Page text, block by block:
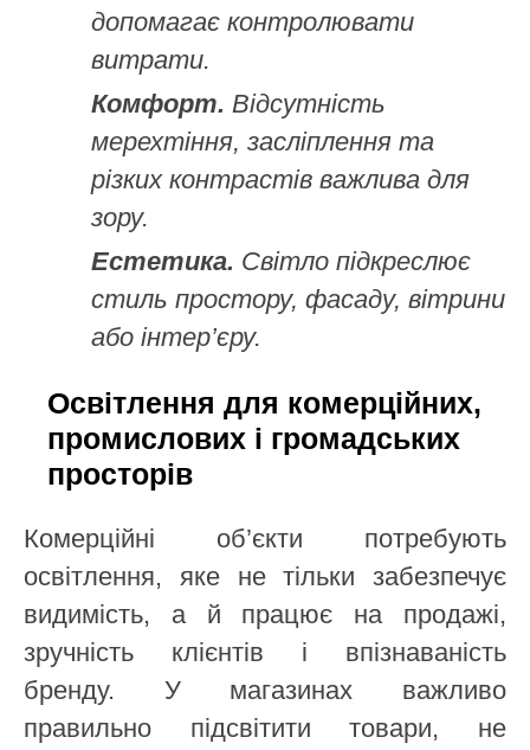
допомагає контролювати
витрати.
Комфорт. Відсутність
мерехтіння, засліплення та
різких контрастів важлива для
зору.
Естетика. Світло підкреслює
стиль простору, фасаду, вітрини
або інтер’єру.
Освітлення для комерційних,
промислових і громадських
просторів
Комерційні об’єкти потребують
освітлення, яке не тільки забезпечує
видимість, а й працює на продажі,
зручність клієнтів і впізнаваність
бренду. У магазинах важливо
правильно підсвітити товари, не